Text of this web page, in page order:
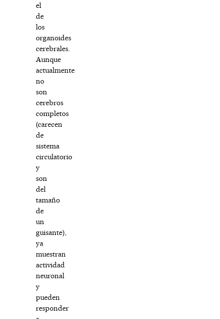
el
de
los
organoides
cerebrales.
Aunque
actualmente
no
son
cerebros
completos
(carecen
de
sistema
circulatorio
y
son
del
tamaño
de
un
guisante),
ya
muestran
actividad
neuronal
y
pueden
responder